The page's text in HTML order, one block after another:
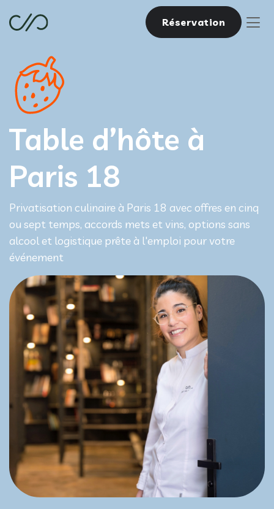
Réservation
Table d’hôte à
Paris 18
Privatisation culinaire à Paris 18 avec offres en cinq
ou sept temps, accords mets et vins, options sans
alcool et logistique prête à l'emploi pour votre
événement